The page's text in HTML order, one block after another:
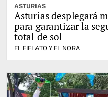
ASTURIAS
Asturias desplegará
para garantizar la
total de sol
EL FIELATO Y EL NORA